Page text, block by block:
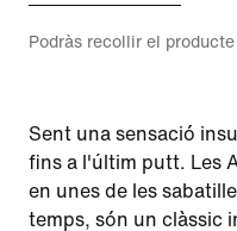
Podràs recollir el
Sent una sensació
fins a l'últim putt. Les
en unes de les
temps, són un clàssic